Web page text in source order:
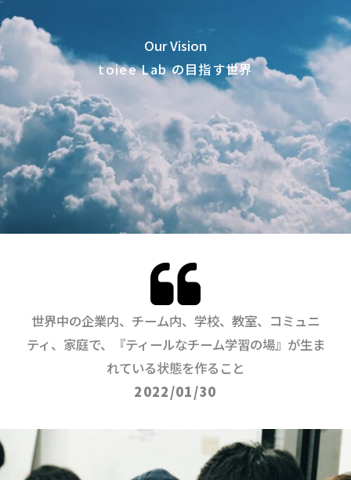
Our Vision
toiee Lab の目指す世界
世界中の企業内、チーム内、学校、教室、コミュニ
ティ、家庭で、『ティールなチーム学習の場』が生ま
れている状態を作ること
2022/01/30